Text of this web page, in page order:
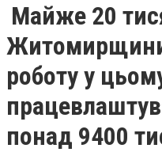
Майже 20
роботу у
понад 9400